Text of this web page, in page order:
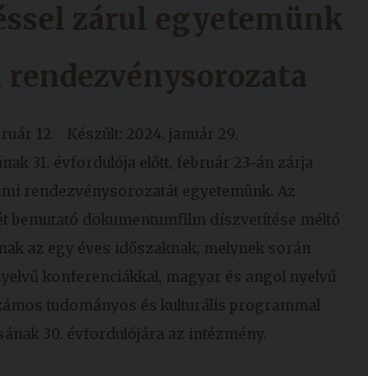
zárul egyetemünk
12.
Készült: 2024. január 29.
31. évfordulója előtt, február 23-án zárja
rendezvénysorozatát egyetemünk. Az
bemutató dokumentumfilm díszvetítése méltó
az egy éves időszaknak, melynek során
konferenciákkal, magyar és angol nyelvű
tudományos és kulturális programmal
30. évfordulójára az intézmény.